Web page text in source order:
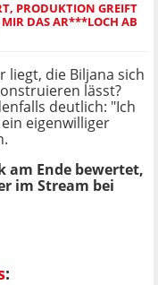
PRODUKTION GREIFT
DAS AR***LOCH AB
liegt, die Biljana sich
lässt?
deutlich: "Ich
eigenwilliger
am Ende bewertet,
im Stream bei
: